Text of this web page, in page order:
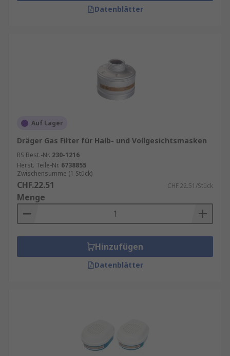
Datenblätter
Auf Lager
Dräger Gas Filter für Halb- und Vollgesichtsmasken
RS Best.-Nr. 230-1216
Herst. Teile-Nr. 6738855
Zwischensumme (1 Stück)
CHF.22.51 CHF.22.51/Stück
Menge
Hinzufügen
Datenblätter